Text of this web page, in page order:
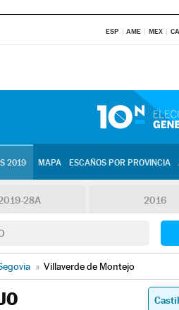
ESP AME MEX
2019 MAPA ESCAÑOS POR PROVINCIA
28A 2016
» Villaverde de Montejo